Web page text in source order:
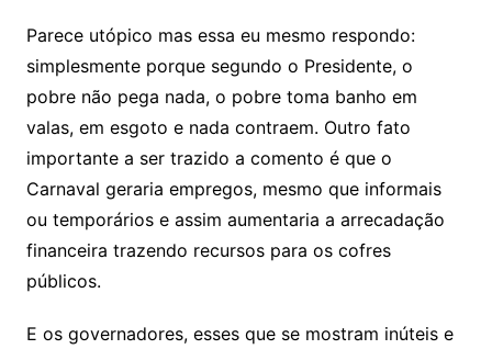
Parece utópico mas essa eu mesmo respondo:
simplesmente porque segundo o Presidente, o
pobre não pega nada, o pobre toma banho em
valas, em esgoto e nada contraem. Outro fato
importante a ser trazido a comento é que o
Carnaval geraria empregos, mesmo que informais
ou temporários e assim aumentaria a arrecadação
financeira trazendo recursos para os cofres
públicos.
E os governadores, esses que se mostram inúteis e